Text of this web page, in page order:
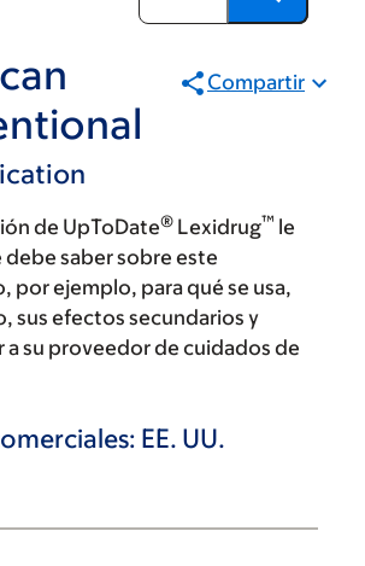
Compartir
de UpToDate® Lexidrug™ le
debe saber sobre este
por ejemplo, para qué se usa,
sus efectos secundarios y
a su proveedor de cuidados de
EE. UU.